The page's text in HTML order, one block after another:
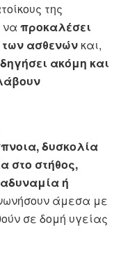
της
να προκαλέσει
ασθενών και,
ακόμη και
δυσκολία
στο στήθος,
ή
άμεσα με
σε δομή υγείας